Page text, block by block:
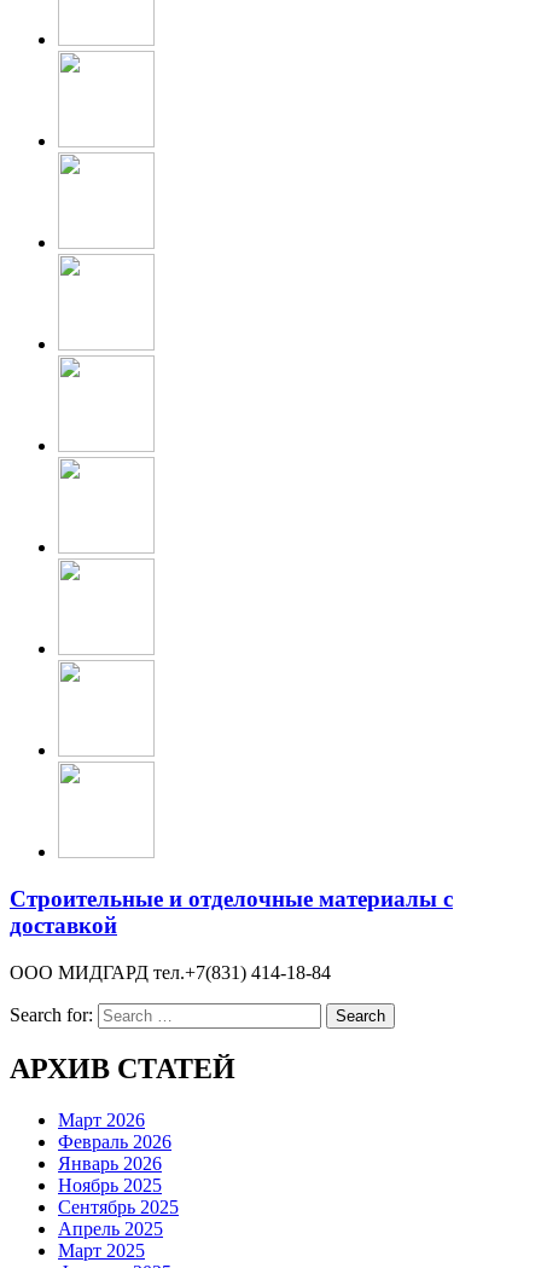
Строительные и отделочные материалы с
доставкой
ООО МИДГАРД тел.+7(831) 414-18-84
Search for:
АРХИВ СТАТЕЙ
Март 2026
Февраль 2026
Январь 2026
Ноябрь 2025
Сентябрь 2025
Апрель 2025
Март 2025